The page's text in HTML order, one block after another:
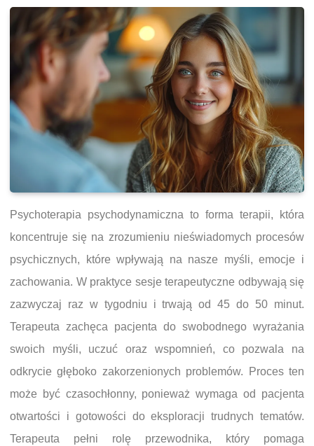
Psychoterapia psychodynamiczna to forma terapii, która
koncentruje się na zrozumieniu nieświadomych procesów
psychicznych, które wpływają na nasze myśli, emocje i
zachowania. W praktyce sesje terapeutyczne odbywają się
zazwyczaj raz w tygodniu i trwają od 45 do 50 minut.
Terapeuta zachęca pacjenta do swobodnego wyrażania
swoich myśli, uczuć oraz wspomnień, co pozwala na
odkrycie głęboko zakorzenionych problemów. Proces ten
może być czasochłonny, ponieważ wymaga od pacjenta
otwartości i gotowości do eksploracji trudnych tematów.
Terapeuta pełni rolę przewodnika, który pomaga